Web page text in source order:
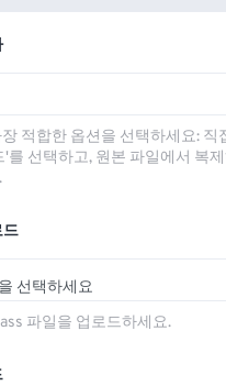
적합한 옵션을 선택하세요: 직
'를 선택하고, 원본 파일에서 복
드
선택하세요
파일을 업로드하세요.